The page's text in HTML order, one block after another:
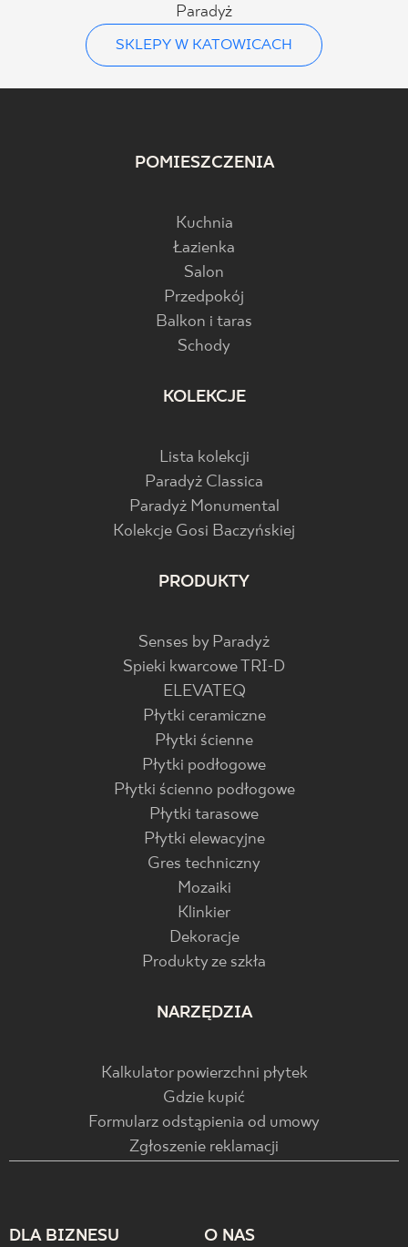
Paradyż
SKLEPY W KATOWICACH
POMIESZCZENIA
Kuchnia
Łazienka
Salon
Przedpokój
Balkon i taras
Schody
KOLEKCJE
Lista kolekcji
Paradyż Classica
Paradyż Monumental
Kolekcje Gosi Baczyńskiej
PRODUKTY
Senses by Paradyż
Spieki kwarcowe TRI-D
ELEVATEQ
Płytki ceramiczne
Płytki ścienne
Płytki podłogowe
Płytki ścienno podłogowe
Płytki tarasowe
Płytki elewacyjne
Gres techniczny
Mozaiki
Klinkier
Dekoracje
Produkty ze szkła
NARZĘDZIA
Kalkulator powierzchni płytek
Gdzie kupić
Formularz odstąpienia od umowy
Zgłoszenie reklamacji
DLA BIZNESU O NAS